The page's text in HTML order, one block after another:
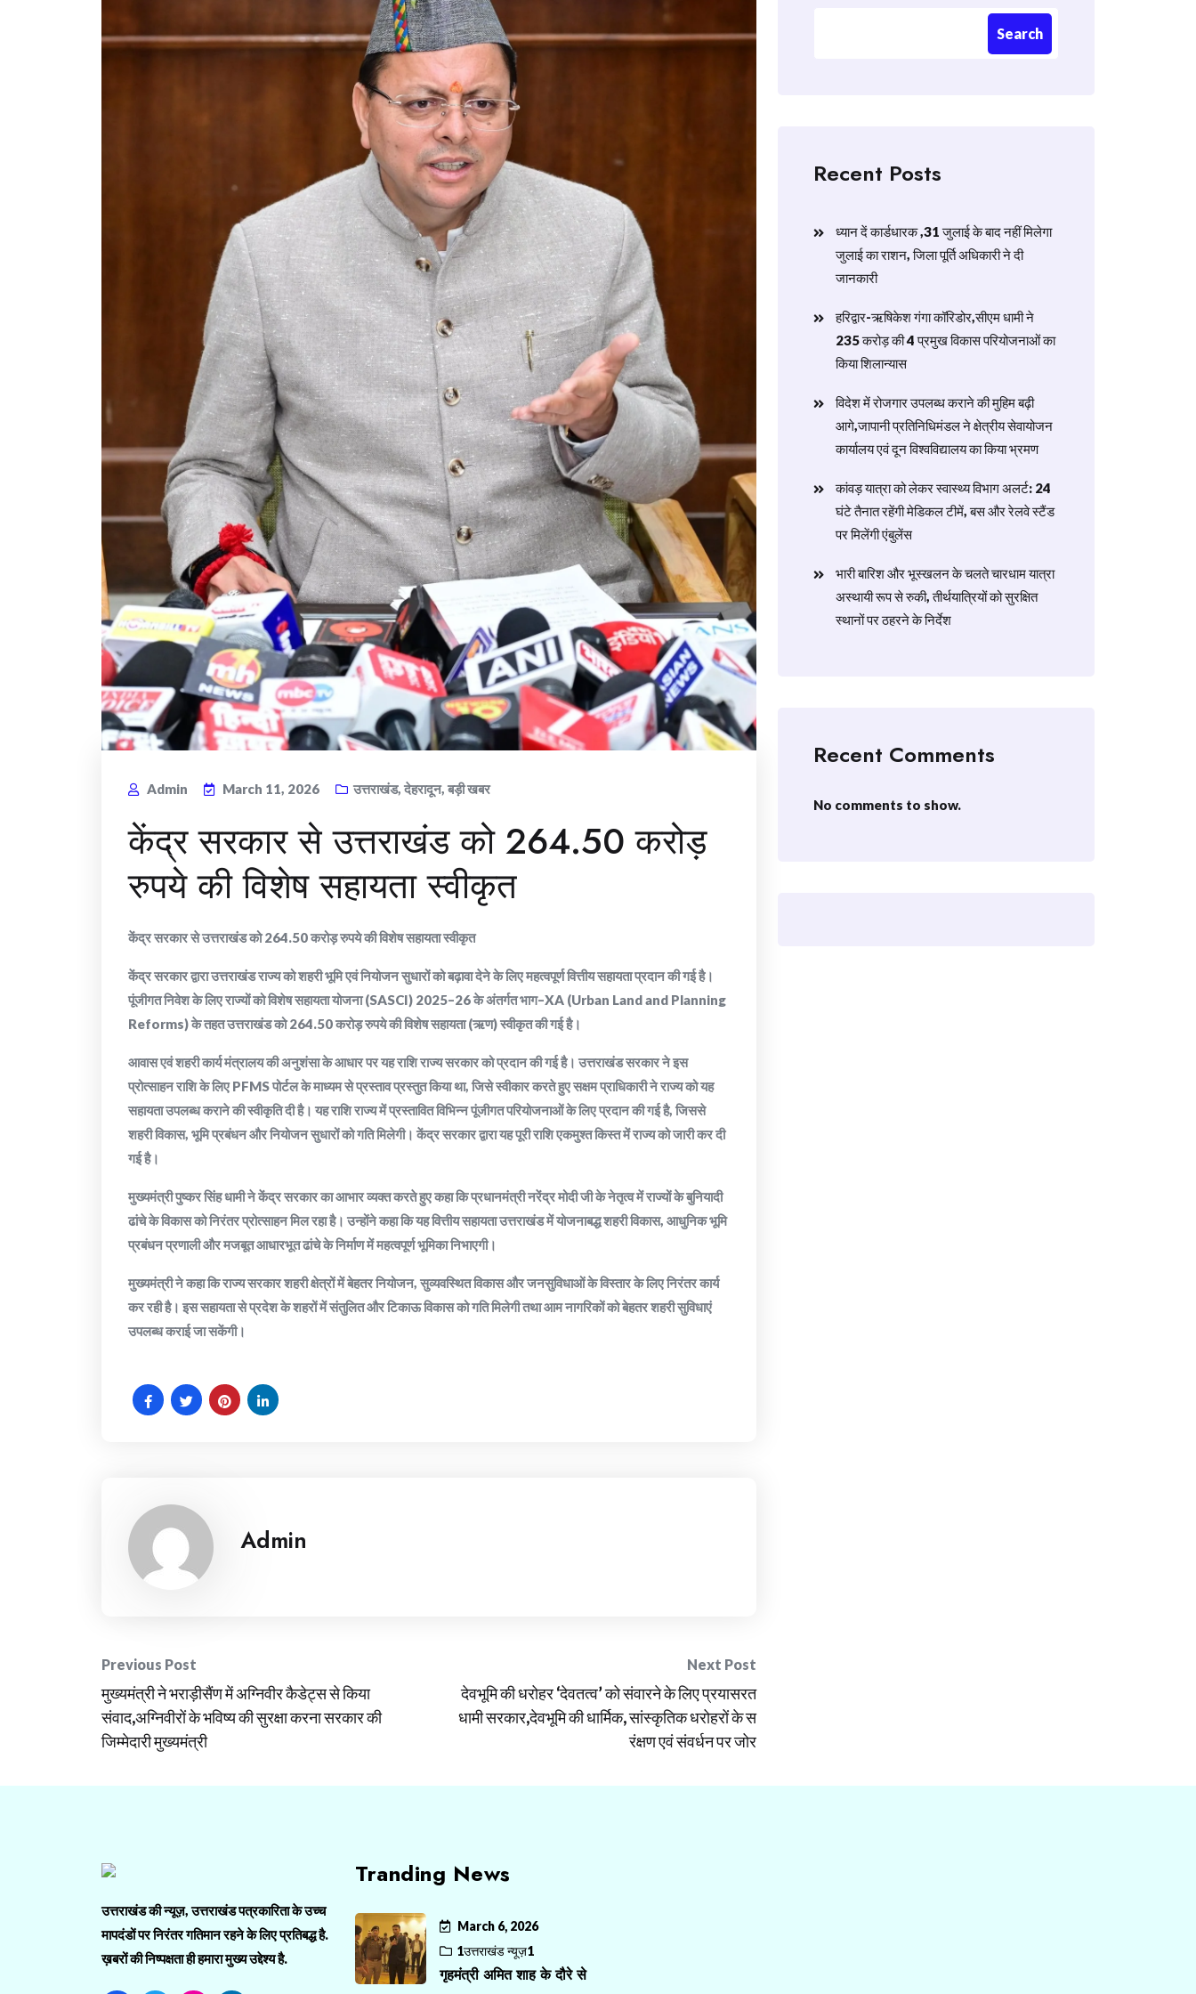
Admin March 11, 2026 उत्तराखंड, देहरादून, बड़ी खबर
केंद्र सरकार से उत्तराखंड को 264.50 करोड़
रुपये की विशेष सहायता स्वीकृत
केंद्र सरकार से उत्तराखंड को 264.50 करोड़ रुपये की विशेष सहायता स्वीकृत
केंद्र सरकार द्वारा उत्तराखंड राज्य को शहरी भूमि एवं नियोजन सुधारों को बढ़ावा देने के लिए महत्वपूर्ण वित्तीय सहायता प्रदान की गई है।
पूंजीगत निवेश के लिए राज्यों को विशेष सहायता योजना (SASCI) 2025–26 के अंतर्गत भाग–XA (Urban Land and Planning
Reforms) के तहत उत्तराखंड को 264.50 करोड़ रुपये की विशेष सहायता (ऋण) स्वीकृत की गई है।
आवास एवं शहरी कार्य मंत्रालय की अनुशंसा के आधार पर यह राशि राज्य सरकार को प्रदान की गई है। उत्तराखंड सरकार ने इस
प्रोत्साहन राशि के लिए PFMS पोर्टल के माध्यम से प्रस्ताव प्रस्तुत किया था, जिसे स्वीकार करते हुए सक्षम प्राधिकारी ने राज्य को यह
सहायता उपलब्ध कराने की स्वीकृति दी है। यह राशि राज्य में प्रस्तावित विभिन्न पूंजीगत परियोजनाओं के लिए प्रदान की गई है, जिससे
शहरी विकास, भूमि प्रबंधन और नियोजन सुधारों को गति मिलेगी। केंद्र सरकार द्वारा यह पूरी राशि एकमुश्त किस्त में राज्य को जारी कर दी
गई है।
मुख्यमंत्री पुष्कर सिंह धामी ने केंद्र सरकार का आभार व्यक्त करते हुए कहा कि प्रधानमंत्री नरेंद्र मोदी जी के नेतृत्व में राज्यों के बुनियादी
ढांचे के विकास को निरंतर प्रोत्साहन मिल रहा है। उन्होंने कहा कि यह वित्तीय सहायता उत्तराखंड में योजनाबद्ध शहरी विकास, आधुनिक भूमि
प्रबंधन प्रणाली और मजबूत आधारभूत ढांचे के निर्माण में महत्वपूर्ण भूमिका निभाएगी।
मुख्यमंत्री ने कहा कि राज्य सरकार शहरी क्षेत्रों में बेहतर नियोजन, सुव्यवस्थित विकास और जनसुविधाओं के विस्तार के लिए निरंतर कार्य
कर रही है। इस सहायता से प्रदेश के शहरों में संतुलित और टिकाऊ विकास को गति मिलेगी तथा आम नागरिकों को बेहतर शहरी सुविधाएं
उपलब्ध कराई जा सकेंगी।
Admin
Post
navigation
Previous Post
मुख्यमंत्री ने भराड़ीसैंण में अग्निवीर कैडेट्स से किया
संवाद,अग्निवीरों के भविष्य की सुरक्षा करना सरकार की
जिम्मेदारी मुख्यमंत्री
Next Post
देवभूमि की धरोहर ‘देवतत्व’ को संवारने के लिए प्रयासरत
धामी सरकार,देवभूमि की धार्मिक, सांस्कृतिक धरोहरों के स
रंक्षण एवं संवर्धन पर जोर
Search
Recent Posts
ध्यान दें कार्डधारक ,31 जुलाई के बाद नहीं मिलेगा
जुलाई का राशन, जिला पूर्ति अधिकारी ने दी
जानकारी
हरिद्वार-ऋषिकेश गंगा कॉरिडोर,सीएम धामी ने
235 करोड़ की 4 प्रमुख विकास परियोजनाओं का
किया शिलान्यास
विदेश में रोजगार उपलब्ध कराने की मुहिम बढ़ी
आगे,जापानी प्रतिनिधिमंडल ने क्षेत्रीय सेवायोजन
कार्यालय एवं दून विश्वविद्यालय का किया भ्रमण
​कांवड़ यात्रा को लेकर स्वास्थ्य विभाग अलर्ट: 24
घंटे तैनात रहेंगी मेडिकल टीमें, बस और रेलवे स्टैंड
पर मिलेंगी एंबुलेंस
​भारी बारिश और भूस्खलन के चलते चारधाम यात्रा
अस्थायी रूप से रुकी, तीर्थयात्रियों को सुरक्षित
स्थानों पर ठहरने के निर्देश
Recent Comments
No comments to show.
उत्तराखंड की न्यूज़, उत्तराखंड पत्रकारिता के उच्च
मापदंडों पर निरंतर गतिमान रहने के लिए प्रतिबद्ध है.
ख़बरों की निष्पक्षता ही हमारा मुख्य उद्देश्य है.
Tranding News
March 6, 2026
1उत्तराखंड न्यूज़1
गृहमंत्री अमित शाह के दौरे से